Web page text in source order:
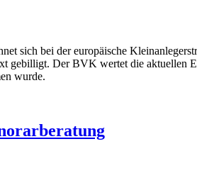
sich bei der europäische
gebilligt. Der BVK wertet die
wurde.